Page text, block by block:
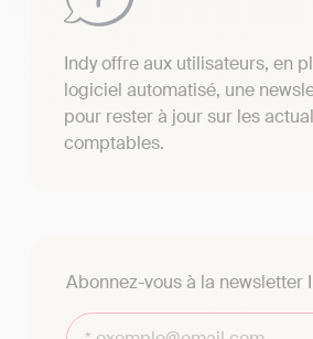
Indy offre aux utilisateurs, en
logiciel automatisé, une
pour rester à jour sur les
comptables.
Abonnez-vous à la newsletter